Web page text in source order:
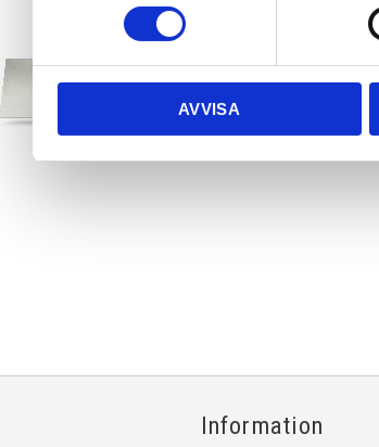
AVVISA
Information